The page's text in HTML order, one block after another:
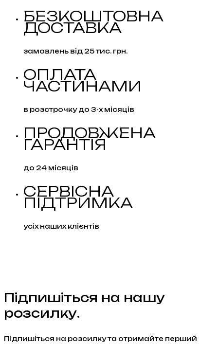
БЕЗКОШТОВНА
ДОСТАВКА
замовлень від 25 тис. грн.
ОПЛАТА
ЧАСТИНАМИ
в розстрочку до 3-х місяців
ПРОДОВЖЕНА
ГАРАНТІЯ
до 24 місяців
СЕРВІСНА
ПІДТРИМКА
усіх наших клієнтів
Підпишіться на нашу
розсилку.
Підпишіться на розсилку та отримайте перший